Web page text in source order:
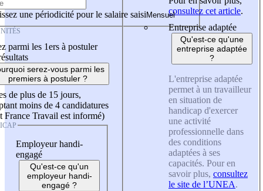
une périodicité pour le salaire saisi
parmi les 1ers à postuler
serez-vous parmi les
premiers à postuler ?
de plus de 15 jours,
moins de 4 candidatures
France Travail est informé)
Employeur handi-
engagé
Qu'est-ce qu'un
employeur handi-
engagé ?
consultez cet article.
Entreprise adaptée
Qu'est-ce qu'une
entreprise adaptée
?
L'entreprise adaptée
permet à un travailleur
en situation de
handicap d'exercer
une activité
professionnelle dans
des conditions
adaptées à ses
capacités. Pour en
savoir plus, consultez
le site de l’UNEA.